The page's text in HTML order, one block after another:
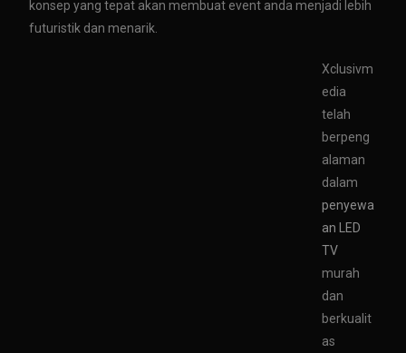
konsep yang tepat akan membuat event anda menjadi lebih
futuristik dan menarik.
Xclusivm
edia
telah
berpeng
alaman
dalam
penyewa
an LED
TV
murah
dan
berkualit
as